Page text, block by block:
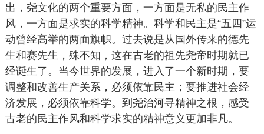
出，尧文化的两个重要方面，一方面是无私的民主作
风，一方面是求实的科学精神。科学和民主是“五四”运
动曾经高举的两面旗帜。过去说是从国外传来的德先
生和赛先生，殊不知，这在古老的祖先尧帝时期就已
经诞生了。当今世界的发展，进入了一个新时期，要
调整和改善生产关系，必须依靠民主；要推进社会经
济发展，必须依靠科学。到尧治河寻精神之根，感受
古老的民主作风和科学求实的精神意义更加非凡。